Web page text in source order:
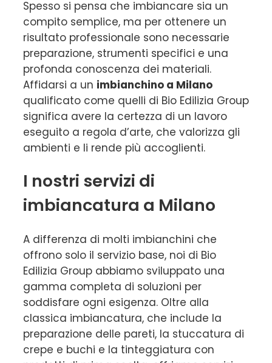
Spesso si pensa che imbiancare sia un
compito semplice, ma per ottenere un
risultato professionale sono necessarie
preparazione, strumenti specifici e una
profonda conoscenza dei materiali.
Affidarsi a un imbianchino a Milano
qualificato come quelli di Bio Edilizia Group
significa avere la certezza di un lavoro
eseguito a regola d’arte, che valorizza gli
ambienti e li rende più accoglienti.
I nostri servizi di
imbiancatura a Milano
A differenza di molti imbianchini che
offrono solo il servizio base, noi di Bio
Edilizia Group abbiamo sviluppato una
gamma completa di soluzioni per
soddisfare ogni esigenza. Oltre alla
classica imbiancatura, che include la
preparazione delle pareti, la stuccatura di
crepe e buchi e la tinteggiatura con